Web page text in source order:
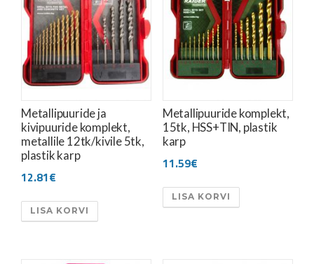
Metallipuuride ja
kivipuuride komplekt,
metallile 12tk/kivile 5tk,
plastik karp
12.81€
LISA KORVI
Metallipuuride komplekt,
15tk, HSS+TIN, plastik
karp
11.59€
LISA KORVI